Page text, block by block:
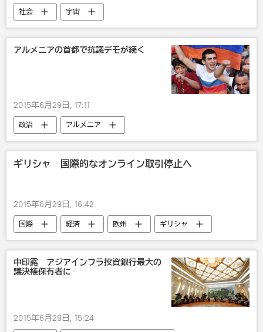
社会 宇宙
アルメニアの首都で抗議デモが続く
2015年6月29日, 17:11
政治 アルメニア
ギリシャ 国際的なオンライン取引停止へ
2015年6月29日, 16:42
国際 経済 欧州
ギリシャ
ギリシャ：ユーロ圏離脱ならどうなる？
中印露 アジアインフラ投資銀行最大の
議決権保有者に
2015年6月29日, 15:24